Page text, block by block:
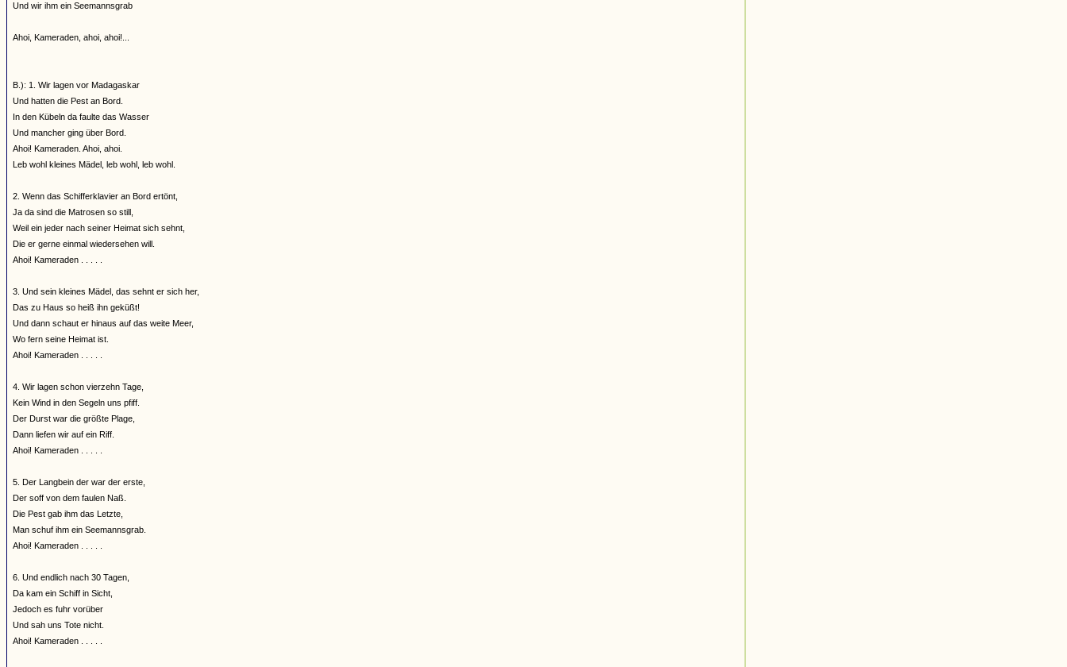
Und wir ihm ein Seemannsgrab
Ahoi, Kameraden, ahoi, ahoi!...
B.): 1. Wir lagen vor Madagaskar
Und hatten die Pest an Bord.
In den Kübeln da faulte das Wasser
Und mancher ging über Bord.
Ahoi! Kameraden. Ahoi, ahoi.
Leb wohl kleines Mädel, leb wohl, leb wohl.
2. Wenn das Schifferklavier an Bord ertönt,
Ja da sind die Matrosen so still,
Weil ein jeder nach seiner Heimat sich sehnt,
Die er gerne einmal wiedersehen will.
Ahoi! Kameraden . . . . .
3. Und sein kleines Mädel, das sehnt er sich her,
Das zu Haus so heiß ihn geküßt!
Und dann schaut er hinaus auf das weite Meer,
Wo fern seine Heimat ist.
Ahoi! Kameraden . . . . .
4. Wir lagen schon vierzehn Tage,
Kein Wind in den Segeln uns pfiff.
Der Durst war die größte Plage,
Dann liefen wir auf ein Riff.
Ahoi! Kameraden . . . . .
5. Der Langbein der war der erste,
Der soff von dem faulen Naß.
Die Pest gab ihm das Letzte,
Man schuf ihm ein Seemannsgrab.
Ahoi! Kameraden . . . . .
6. Und endlich nach 30 Tagen,
Da kam ein Schiff in Sicht,
Jedoch es fuhr vorüber
Und sah uns Tote nicht.
Ahoi! Kameraden . . . . .